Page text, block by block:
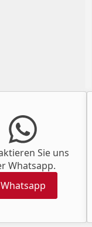
Sie uns
Whatsapp.
Whatsapp